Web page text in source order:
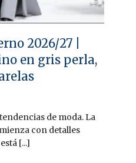
2026/27 |
en gris perla,
de moda. La
con detalles
[...]